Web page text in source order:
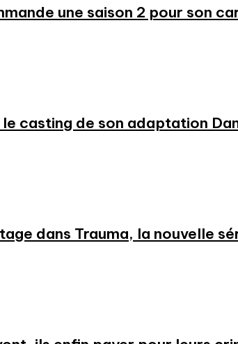
une saison 2 pour son
casting de son adaptation
dans Trauma, la nouvelle